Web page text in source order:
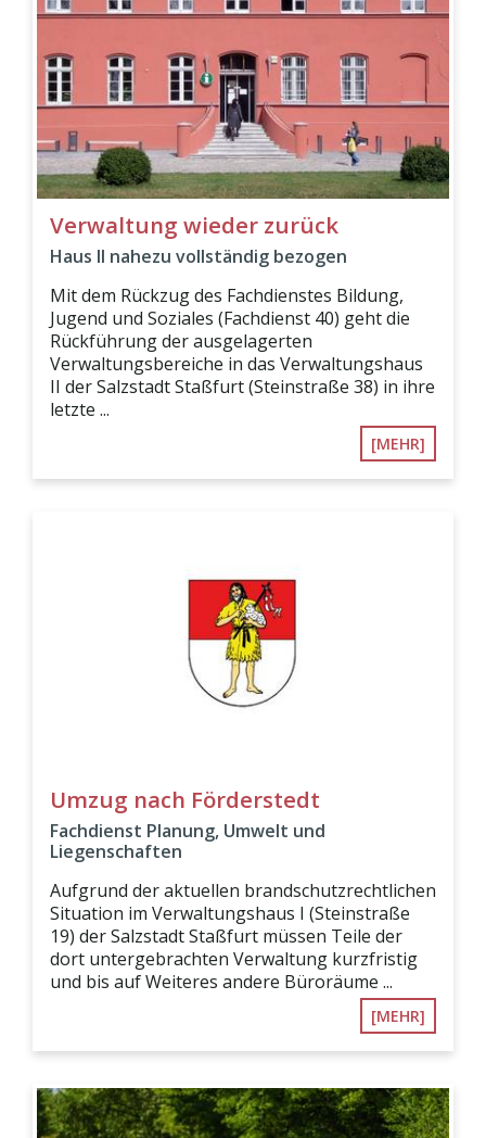
Verwaltung wieder zurück
Haus II nahezu vollständig bezogen
Mit dem Rückzug des Fachdienstes Bildung,
Jugend und Soziales (Fachdienst 40) geht die
Rückführung der ausgelagerten
Verwaltungsbereiche in das Verwaltungshaus
II der Salzstadt Staßfurt (Steinstraße 38) in ihre
letzte ...
[MEHR]
Umzug nach Förderstedt
Fachdienst Planung, Umwelt und
Liegenschaften
Aufgrund der aktuellen brandschutzrechtlichen
Situation im Verwaltungshaus I (Steinstraße
19) der Salzstadt Staßfurt müssen Teile der
dort untergebrachten Verwaltung kurzfristig
und bis auf Weiteres andere Büroräume ...
[MEHR]